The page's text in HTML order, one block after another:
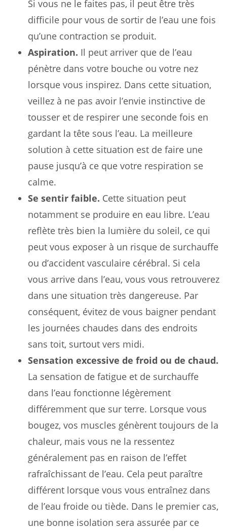
Si vous ne le faites pas, il peut être très
difficile pour vous de sortir de l’eau une fois
qu’une contraction se produit.
Aspiration. Il peut arriver que de l’eau
pénètre dans votre bouche ou votre nez
lorsque vous inspirez. Dans cette situation,
veillez à ne pas avoir l’envie instinctive de
tousser et de respirer une seconde fois en
gardant la tête sous l’eau. La meilleure
solution à cette situation est de faire une
pause jusqu’à ce que votre respiration se
calme.
Se sentir faible. Cette situation peut
notamment se produire en eau libre. L’eau
reflète très bien la lumière du soleil, ce qui
peut vous exposer à un risque de surchauffe
ou d’accident vasculaire cérébral. Si cela
vous arrive dans l’eau, vous vous retrouverez
dans une situation très dangereuse. Par
conséquent, évitez de vous baigner pendant
les journées chaudes dans des endroits
sans toit, surtout vers midi.
Sensation excessive de froid ou de chaud.
La sensation de fatigue et de surchauffe
dans l’eau fonctionne légèrement
différemment que sur terre. Lorsque vous
bougez, vos muscles génèrent toujours de la
chaleur, mais vous ne la ressentez
généralement pas en raison de l’effet
rafraîchissant de l’eau. Cela peut paraître
différent lorsque vous vous entraînez dans
de l’eau froide ou tiède. Dans le premier cas,
une bonne isolation sera assurée par ce